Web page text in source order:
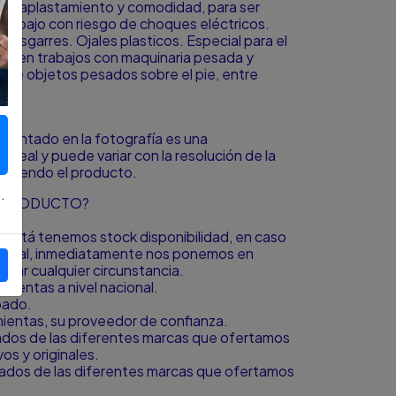
aplastamiento y comodidad, para ser
con riesgo de choques eléctricos.
Ojales plasticos. Especial para el
en trabajos con maquinaria pesada y
de objetos pesados sobre el pie, entre
en la fotografía es una
real y puede variar con la resolución de la
viendo el producto.
tenemos stock disponibilidad, en caso
inmediatamente nos ponemos en
cualquier circunstancia.
a nivel nacional.
su proveedor de confianza.
de las diferentes marcas que ofertamos
y originales.
de las diferentes marcas que ofertamos